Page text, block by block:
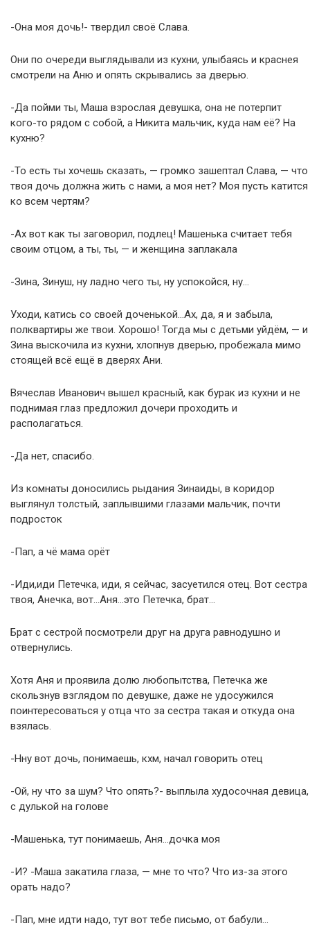
-Она моя дочь!- твердил своё Слава.
Они по очереди выглядывали из кухни, улыбаясь и краснея
смотрели на Аню и опять скрывались за дверью.
-Да пойми ты, Маша взрослая девушка, она не потерпит
кого-то рядом с собой, а Никита мальчик, куда нам её? На
кухню?
-То есть ты хочешь сказать, — громко зашептал Слава, — что
твоя дочь должна жить с нами, а моя нет? Моя пусть катится
ко всем чертям?
-Ах вот как ты заговорил, подлец! Машенька считает тебя
своим отцом, а ты, ты, — и женщина заплакала
-Зина, Зинуш, ну ладно чего ты, ну успокойся, ну…
Уходи, катись со своей доченькой…Ах, да, я и забыла,
полквартиры же твои. Хорошо! Тогда мы с детьми уйдём, — и
Зина выскочила из кухни, хлопнув дверью, пробежала мимо
стоящей всё ещё в дверях Ани.
Вячеслав Иванович вышел красный, как бурак из кухни и не
поднимая глаз предложил дочери проходить и
располагаться.
-Да нет, спасибо.
Из комнаты доносились рыдания Зинаиды, в коридор
выглянул толстый, заплывшими глазами мальчик, почти
подросток
-Пап, а чё мама орёт
-Иди,иди Петечка, иди, я сейчас, засуетился отец. Вот сестра
твоя, Анечка, вот…Аня…это Петечка, брат…
Брат с сестрой посмотрели друг на друга равнодушно и
отвернулись.
Хотя Аня и проявила долю любопытства, Петечка же
скользнув взглядом по девушке, даже не удосужился
поинтересоваться у отца что за сестра такая и откуда она
взялась.
-Нну вот дочь, понимаешь, кхм, начал говорить отец
-Ой, ну что за шум? Что опять?- выплыла худосочная девица,
с дулькой на голове
-Машенька, тут понимаешь, Аня…дочка моя
-И? -Маша закатила глаза, — мне то что? Что из-за этого
орать надо?
-Пап, мне идти надо, тут вот тебе письмо, от бабули…